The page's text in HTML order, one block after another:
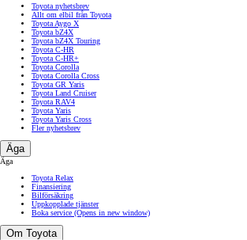
Toyota nyhetsbrev
Allt om elbil från Toyota
Toyota Aygo X
Toyota bZ4X
Toyota bZ4X Touring
Toyota C-HR
Toyota C-HR+
Toyota Corolla
Toyota Corolla Cross
Toyota GR Yaris
Toyota Land Cruiser
Toyota RAV4
Toyota Yaris
Toyota Yaris Cross
Fler nyhetsbrev
Äga
Äga
Toyota Relax
Finansiering
Bilförsäkring
Uppkopplade tjänster
Boka service (Opens in new window)
Om Toyota